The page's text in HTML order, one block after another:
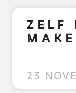
ZELF
23